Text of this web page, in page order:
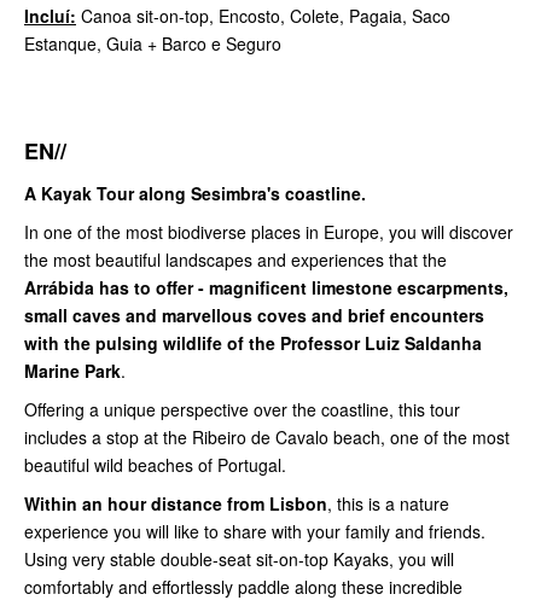
Incluí: Canoa sit-on-top, Encosto, Colete, Pagaia, Saco
Estanque, Guia + Barco e Seguro
EN//
A Kayak Tour along Sesimbra's coastline.
In one of the most biodiverse places in Europe, you will discover
the most beautiful landscapes and experiences that the
Arrábida has to offer - magnificent limestone escarpments,
small caves and marvellous coves and brief encounters
with the pulsing wildlife of the Professor Luiz Saldanha
Marine Park.
Offering a unique perspective over the coastline, this tour
includes a stop at the Ribeiro de Cavalo beach, one of the most
beautiful wild beaches of Portugal.
Within an hour distance from Lisbon, this is a nature
experience you will like to share with your family and friends.
Using very stable double-seat sit-on-top Kayaks, you will
comfortably and effortlessly paddle along these incredible